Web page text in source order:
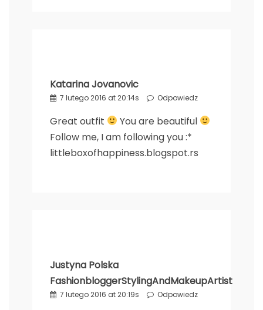
Katarina Jovanovic
7 lutego 2016 at 20:14s Odpowiedz
Great outfit
You are beautiful
Follow me, I am following you :*
littleboxofhappiness.blogspot.rs
Justyna Polska
FashionbloggerStylingAndMakeupArtist
7 lutego 2016 at 20:19s Odpowiedz